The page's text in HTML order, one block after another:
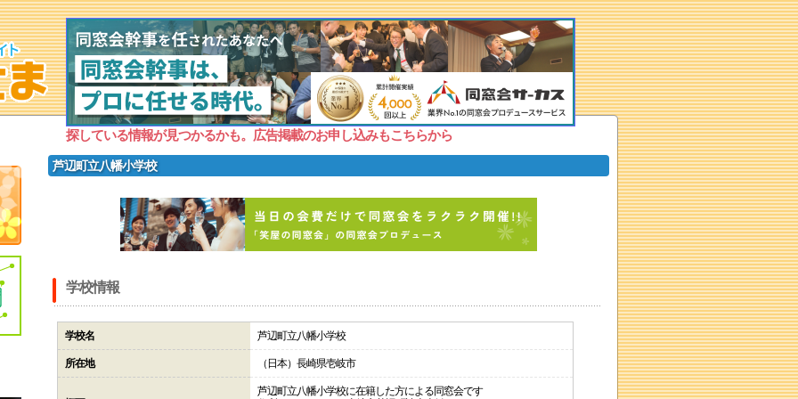
探している情報が見つかるかも。広告掲載のお申し込みもこちらから
芦辺町立八幡小学校
学校情報
学校名 芦辺町立八幡小学校
所在地 （日本）長崎県壱岐市
芦辺町立八幡小学校に在籍した方による同窓会です